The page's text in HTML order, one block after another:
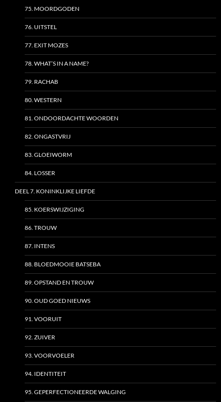
75. MOORDGODEN
76. UITSTEL
77. EXIT MOZES
78. WHAT’S IN A NAME?
79. RACHAB
80. WESTERN
81. ONDOORDACHTE WOORDEN
82. ONGASTVRIJ
83. GLOEIWORM
84. LOSSER
DEEL 7. KONINKLIJKE LIEFDE
85. KOERSWIJZIGING
86. TROUW
87. INTENS
88. BLOEDMOOIE BATSEBA
89. OPSTAND EN TROUW
90. OUD GOED NIEUWS
91. VOORUIT
92. ZUIVER
93. VOORVOELER
94. IDENTITEIT
95. GEPERFECTIONEERDE WALGING